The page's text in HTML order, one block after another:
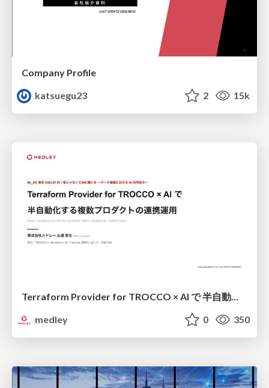
Company Profile
katsuegu23
2 15k
medley
0 350